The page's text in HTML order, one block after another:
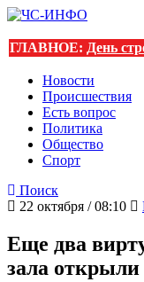
ГЛАВНОЕ: День
Новости
Происшествия
Есть вопрос
Политика
Общество
Спорт
Поиск
22 октября / 08:10
Еще два
зала